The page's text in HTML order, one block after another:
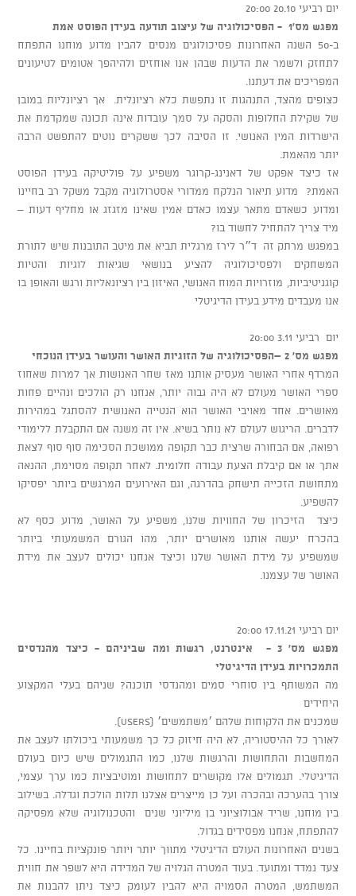
יום רביעי 20.10 20:00
מפגש מס'1 - הפסיכולוגיה של עיצוב תודעה בעידן הפוסט אמת
ב-50 השנה האחרונות פסיכולוגים מנסים להבין מדוע מוחנו התפתח
לתחזק ולשמר את הדעות שבהן אנו אוחזים ולהיהפך אטומים לטיעונים
המפריכים את דעתנו.
כצופים מהצד, התנהגות זו נתפשת כלא רציונלית. אך רציונליות במובן
של שקילת החלופות והסקה על סמך עובדות אינה תכונה שמקדמת את
הישרדות המין האנושי. זו הסיבה לכך ששקרים נוטים להתפשט הרבה
יותר מהאמת.
אז כיצד אפקט של דאנינג-קרוגר משפיע על פוליטיקה בעידן הפוסט
האמת? מדוע תיאור הנלקח ממדורי אסטרולוגיה מקבל משקל רב בחיינו
ומדוע כשאדם מתאר עצמו כאדם אמין שאינו מזגזג או מחליף דעות –
מיד צריך להתחיל לחשוד בו?
במפגש מרתק זה ד״ר לירז מרגלית תביא את מיטב התובנות שיש לתורת
המשחקים ולפסיכולוגיה להציע בנושאי שגיאות לוגיות והטיות
קוגניטיביות, מוזרויות המוח האנושי, האיזון בין רציונאליות ורגש והאופן בו
אנו מעבדים מידע בעידן הדיגיטלי
יום רביעי 3.11 20:00
מפגש מס' 2 –הפסיכולוגיה של הזוגיות האושר והעושר בעידן הנוכחי
המרדף אחרי האושר מעסיק אותנו מאז שחר האנושות אך למרות שאחוז
ספרי האושר מעולם לא היה גבוה יותר, אנחנו רק הולכים ונהיים פחות
מאושרים. אחד מאויבי האושר הוא הנטייה האנושית להסתגל במהירות
לדברים. הריגוש לעולם לא נותר בשיא. אין זה משנה אם התקבלת ללימודי
רפואה, אם הבחורה שרצית כבר תקופה ממושכת הסכימה סוף סוף לצאת
אתך או אם קיבלת הצעת עבודה חלומית. לאחר תקופה מסוימת, ההנאה
מתחושת הזכייה תישחק בהדרגה, וגם האירועים המרגשים ביותר יפסיקו
להשפיע.
כיצד הזיכרון של החוויות שלנו, משפיע על האושר, מדוע כסף לא
בהכרח יעשה אותנו מאושרים יותר, מהו הגורם המשמעותי ביותר
שמשפיע על מידת האושר שלנו וכיצד אנחנו יכולים לעצב את מידת
האושר של עצמנו.
יום רביעי 17.11.21 20:00
מפגש מס' 3 - אינטרנט, רגשות ומה שביניהם - כיצד מהנדסים
התמכרויות בעידן הדיגיטלי
מה המשותף בין סוחרי סמים ומהנדסי תוכנה? שניהם בעלי המקצוע
היחידים
שמכנים את הלקוחות שלהם ׳משתמשים׳ (users).
לאורך כל ההיסטוריה, לא היה חיזוק כל כך משמעותי ביכולתו לעצב את
המחשבות והתחושות והרגשות שלנו, כמו התגמולים שיש כיום בעולם
הדיגיטלי. תגמולים אלו מקושרים לתחושות ומוטיבציות כמו ערך עצמי,
צורך בהערכה ובהכרה ועל כן מייצרים אצלנו תלות הולכת וגדלה. בשילוב
בין מוחנו, שריד אבולוציוני בן מיליוני שנים והטכנולוגיה שלא מפסיקה
להתפתח, אנחנו מפסידים בגדול.
בשנים האחרונות העולם הדיגיטלי מתווך יותר ויותר פונקציות בחיינו. כל
צעד נמדד ומתועד. בעוד המטרה הגלויה של המדידה היא לשפר את חווית
המשתמש, המטרה הסמויה היא להבין לעומק כיצד ניתן להבנות את